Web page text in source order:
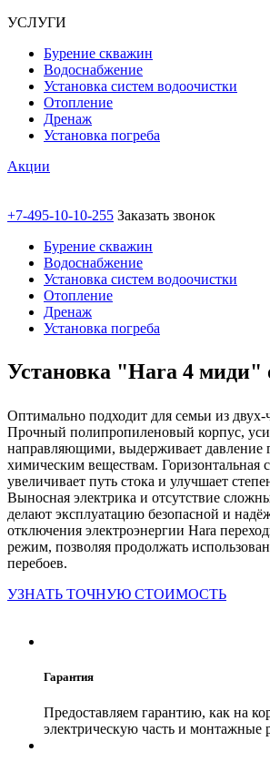
УСЛУГИ
Бурение скважин
Водоснабжение
Установка систем водоочистки
Отопление
Дренаж
Установка погреба
Акции
+7-495-10-10-255 Заказать звонок
Бурение скважин
Водоснабжение
Установка систем водоочистки
Отопление
Дренаж
Установка погреба
Установка "Hara 4 миди"
Оптимально подходит для семьи из двух-
Прочный полипропиленовый корпус,
направляющими, выдерживает давление
химическим веществам. Горизонтальная
увеличивает путь стока и улучшает
Выносная электрика и отсутствие
делают эксплуатацию безопасной и
отключения электроэнергии Hara
режим, позволяя продолжать
перебоев.
УЗНАТЬ ТОЧНУЮ СТОИМОСТЬ
Гарантия
Предоставляем гарантию, как на
электрическую часть и монтажные